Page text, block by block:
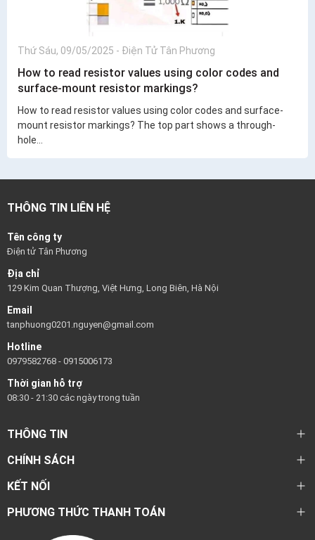
Thứ Sáu, 09/05/2025 - Điện Tử Tân Phương
How to read resistor values using color codes and
surface-mount resistor markings?
How to read resistor values using color codes and surface-
mount resistor markings? The top part shows a through-
hole...
THÔNG TIN LIÊN HỆ
Tên công ty
Điện tử Tân Phương
Địa chỉ
129 Kim Quan Thượng, Việt Hưng, Long Biên, Hà Nội
Email
tanphuong0201.nguyen@gmail.com
Hotline
0979582768 - 0915006173
Thời gian hỗ trợ
08:30 - 21:30 các ngày trong tuần
THÔNG TIN
CHÍNH SÁCH
KẾT NỐI
PHƯƠNG THỨC THANH TOÁN